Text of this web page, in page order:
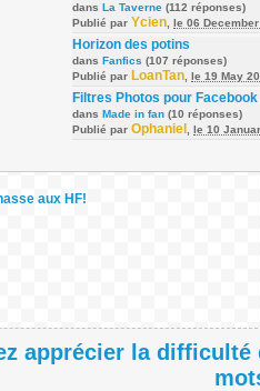
dans La Taverne (112 réponses)
Publié par Ycien le 06
Horizon des potins
dans Fanfics (107 réponses)
Publié par LoanTan le 19 May
Filtres Photos pour Facebook
dans Made in fan (10 réponses)
Publié par Ophaniel le 10
aux HF!
apprécier la difficulté